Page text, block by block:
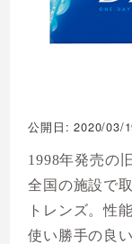
公開日: 2020/03/
1998年発売の
全国の施設で
トレンズ。性
使い勝手の良